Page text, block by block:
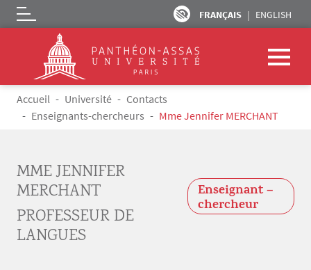
Aller au contenu principal
FRANÇAIS ENGLISH
Logo
Fil d'Ariane
Accueil Université
Contacts
Enseignants-chercheurs
Mme Jennifer MERCHANT
MME JENNIFER
MERCHANT
PROFESSEUR DE
LANGUES
Enseignant –
chercheur